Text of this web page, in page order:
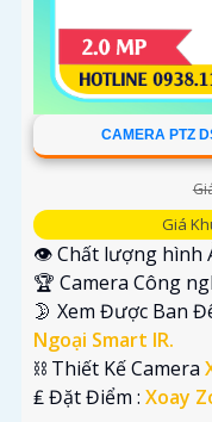
CAMERA PTZ
Giá
👁 Chất lượng hình
🏆 Camera Công
🌛 Xem Được Ban
Ngoại Smart IR.
⛓ Thiết Kế Camera
️₤ Đặt Điểm : Xoay